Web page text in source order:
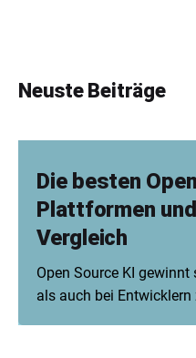
Neuste Beiträge
Die besten
Plattformen
Vergleich
Open Source KI
als auch bei Entwicklern